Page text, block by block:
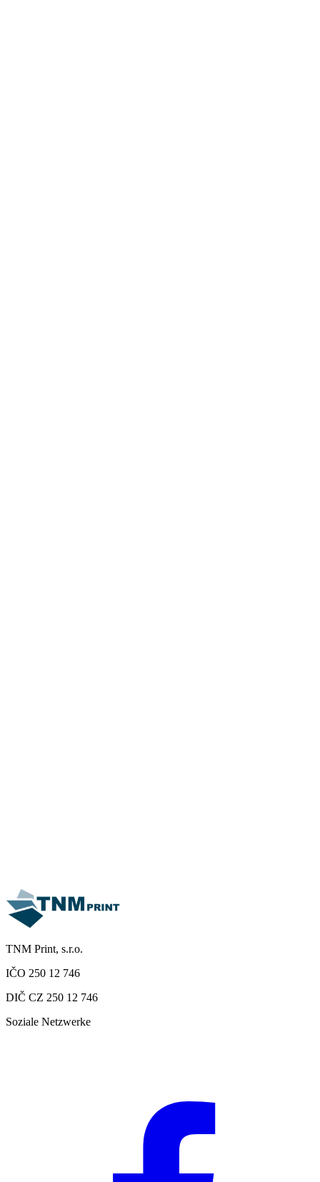
TNM Print, s.r.o.
IČO 250 12 746
DIČ CZ 250 12 746
Soziale Netzwerke